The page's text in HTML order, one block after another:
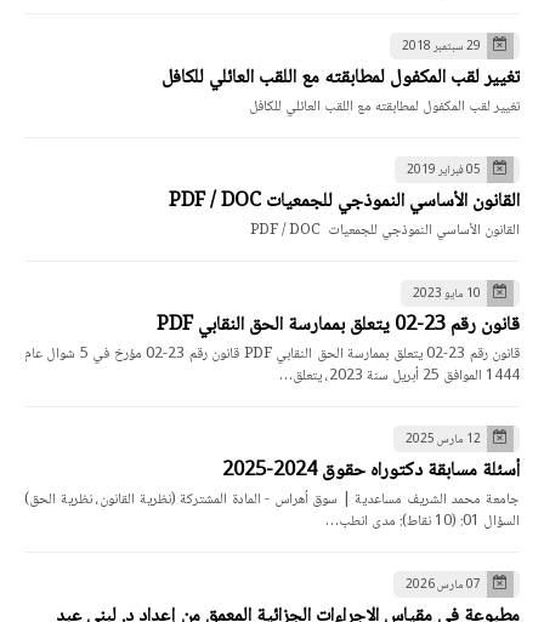
29 سبتمبر 2018
تغيير لقب المكفول لمطابقته مع اللقب العائلي للكافل
تغيير لقب المكفول لمطابقته مع اللقب العائلي للكافل
05 فبراير 2019
القانون الأساسي النموذجي للجمعيات PDF / DOC
القانون الأساسي النموذجي للجمعيات PDF / DOC
10 مايو 2023
قانون رقم 23-02 يتعلق بممارسة الحق النقابي PDF
قانون رقم 23-02 يتعلق بممارسة الحق النقابي PDF قانون رقم 23-02 مؤرخ في 5 شوال عام
1444 الموافق 25 أبريل سنة 2023، يتعلق…
12 مارس 2025
أسئلة مسابقة دكتوراه حقوق 2024-2025
جامعة محمد الشريف مساعدية | سوق أهراس - المادة المشتركة (نظرية القانون، نظرية الحق)
السؤال 01: (10 نقاط): مدى انطب…
07 مارس 2026